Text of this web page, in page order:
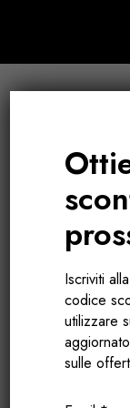
Iscriviti
codice
utilizzare
sulle